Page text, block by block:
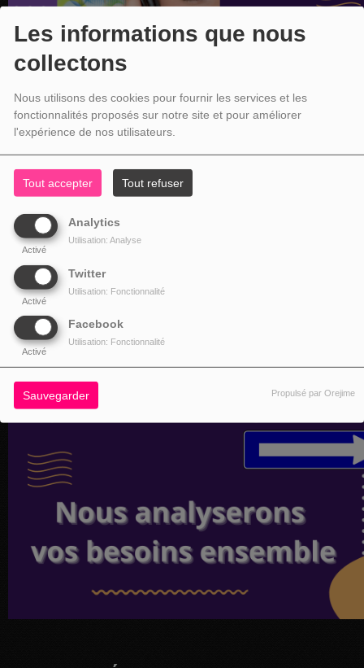
Les informations que nous
collectons
Nous utilisons des cookies pour fournir les services et les
fonctionnalités proposés sur notre site et pour améliorer
l'expérience de nos utilisateurs.
Tout accepter Tout refuser
Analytics
Activé
Utilisation: Analyse
Twitter
Activé
Utilisation: Fonctionnalité
Facebook
Activé
Utilisation: Fonctionnalité
Sauvegarder Propulsé par Orejime